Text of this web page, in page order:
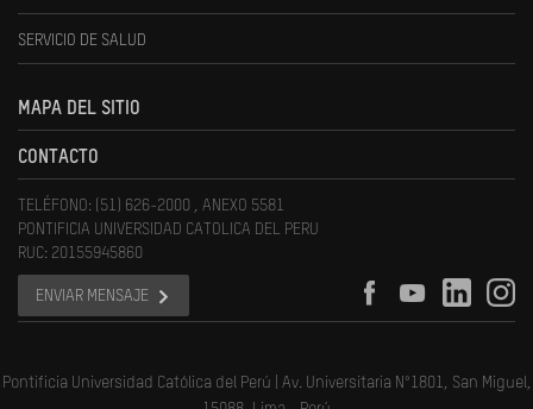
SERVICIO DE SALUD
MAPA DEL SITIO
CONTACTO
TELÉFONO: (51) 626-2000 , ANEXO 5581
PONTIFICIA UNIVERSIDAD CATOLICA DEL PERU
RUC: 20155945860
ENVIAR MENSAJE
Pontificia Universidad Católica del Perú | Av. Universitaria N°1801, San Miguel,